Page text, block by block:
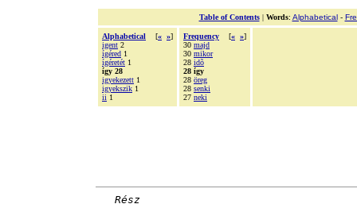
Table of Contents| Words: Alphabetical-
Alphabetical [« »]
igent 2
ígéred 1
ígéretét 1
így 28
igyekezett 1
igyekszik 1
ii 1
Frequency [« »]
30 majd
30 mikor
28 idõ
28 így
28 öreg
28 senki
27 neki
Rész